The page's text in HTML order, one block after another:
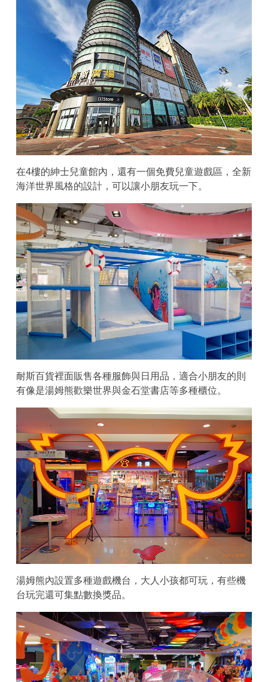
在4樓的紳士兒童館內，還有一個免費兒童遊戲區，全新
海洋世界風格的設計，可以讓小朋友玩一下。
耐斯百貨裡面販售各種服飾與日用品，適合小朋友的則
有像是湯姆熊歡樂世界與金石堂書店等多種櫃位。
湯姆熊內設置多種遊戲機台，大人小孩都可玩，有些機
台玩完還可集點數換獎品。